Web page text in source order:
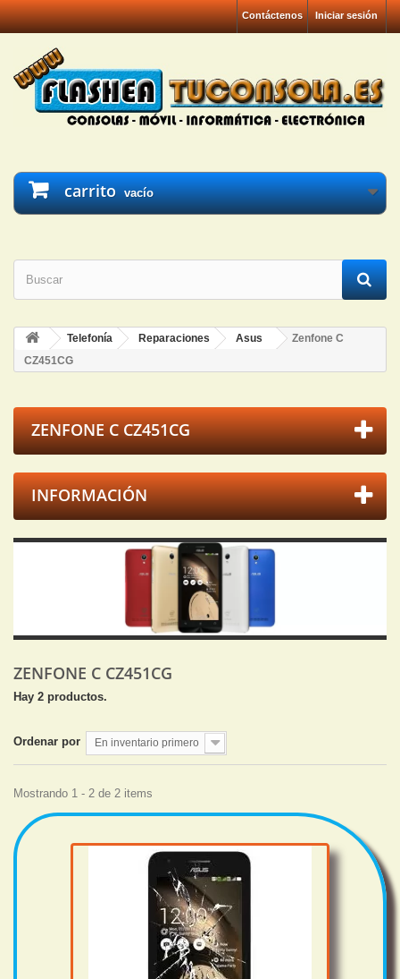
Iniciar sesión
Contáctenos
carrito vacío
Telefonía Reparaciones Asus
Zenfone C
CZ451CG
ZENFONE C CZ451CG
INFORMACIÓN
ZENFONE C CZ451CG
Hay 2 productos.
Ordenar por En inventario primero
Mostrando 1 - 2 de 2 items